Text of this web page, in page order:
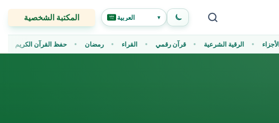
العربية ▼ المكتبة الشخصية
حفظ القرآن الكريم رمضان القراء قرآن رقمي الرقية الشرعية الأجزاء